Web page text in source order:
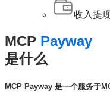
收入提
MCP Payway
是什么
MCP Payway 是一个服务于